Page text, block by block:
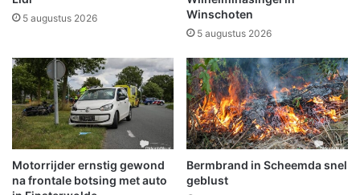
t
m
'
t
S
p
o
o
r
5 augustus 2026
Winschoten
5 augustus 2026
Motorrijder ernstig gewond
na frontale botsing met auto
Bermbrand in Scheemda snel
geblust